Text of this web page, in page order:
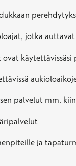
jotka
käytettävissäsi
palvelut mm.
ja